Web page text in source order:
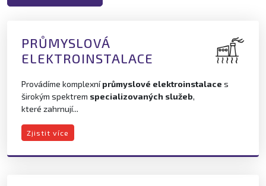
PRŮMYSLOVÁ
ELEKTROINSTALACE
Provádíme komplexníprůmyslové elektroinstalace s
širokým spektrem specializovaných služeb,
které zahrnují...
Zjistit více